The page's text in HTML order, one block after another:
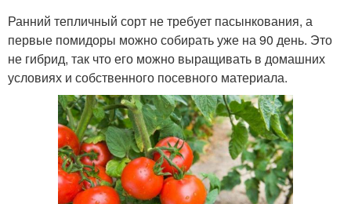
Ранний тепличный сорт не требует пасынкования, а
первые помидоры можно собирать уже на 90 день. Это
не гибрид, так что его можно выращивать в домашних
условиях и собственного посевного материала.